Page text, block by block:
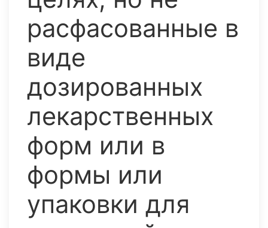
расфасованные в
виде
дозированных
лекарственных
форм или в
формы или
упаковки для